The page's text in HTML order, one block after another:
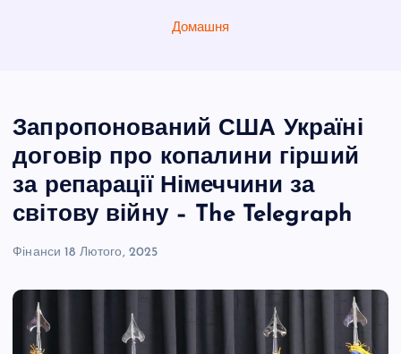
Домашня
Запропонований США Україні
договір про копалини гірший
за репарації Німеччини за
світову війну – The Telegraph
Фінанси 18 Лютого, 2025